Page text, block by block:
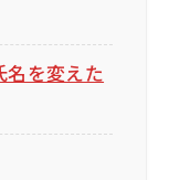
名を変えた